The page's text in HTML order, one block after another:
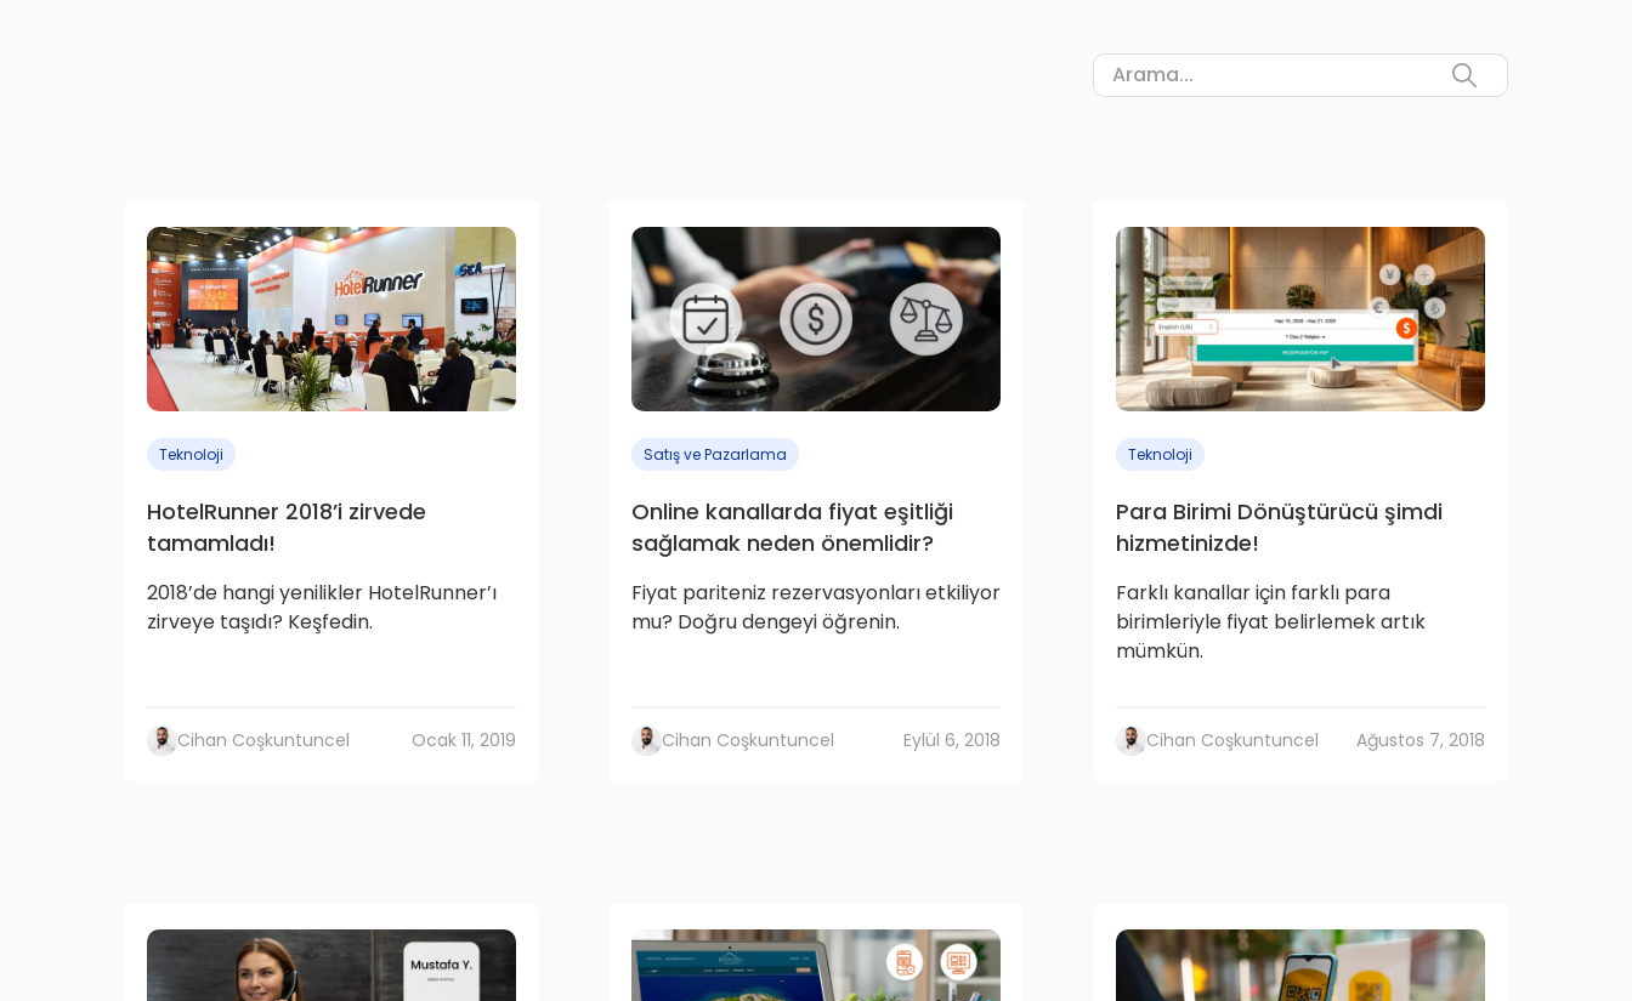
Teknoloji
HotelRunner 2018’i zirvede
tamamladı!
2018’de hangi yenilikler HotelRunner’ı
zirveye taşıdı? Keşfedin.
Cihan Coşkuntuncel Ocak 11, 2019
Satış ve Pazarlama
Online kanallarda fiyat eşitliği
sağlamak neden önemlidir?
Fiyat pariteniz rezervasyonları etkiliyor
mu? Doğru dengeyi öğrenin.
Cihan Coşkuntuncel Eylül 6, 2018
Teknoloji
Para Birimi Dönüştürücü şimdi
hizmetinizde!
Farklı kanallar için farklı para
birimleriyle fiyat belirlemek artık
mümkün.
Cihan Coşkuntuncel Ağustos 7, 2018